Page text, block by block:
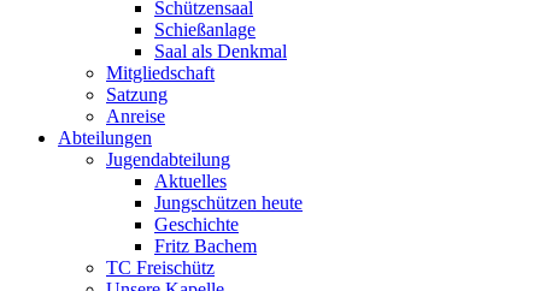
Schützensaal
Schießanlage
Saal als Denkmal
Mitgliedschaft
Satzung
Anreise
Abteilungen
Jugendabteilung
Aktuelles
Jungschützen heute
Geschichte
Fritz Bachem
TC Freischütz